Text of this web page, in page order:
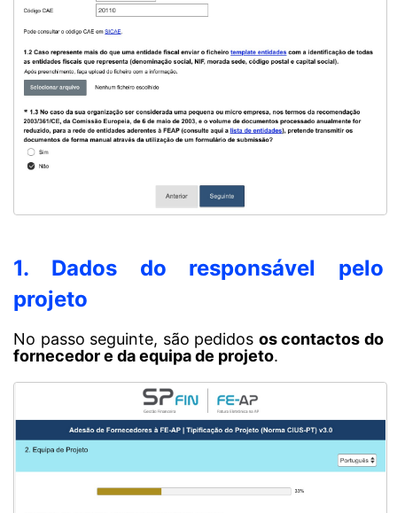
1. Dados do responsável pelo
projeto
No passo seguinte, são pedidos os contactos do
fornecedor e da equipa de projeto.